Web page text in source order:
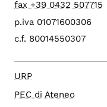
fax +39 0432 507715
p.iva 01071600306
c.f. 80014550307
URP
PEC di Ateneo